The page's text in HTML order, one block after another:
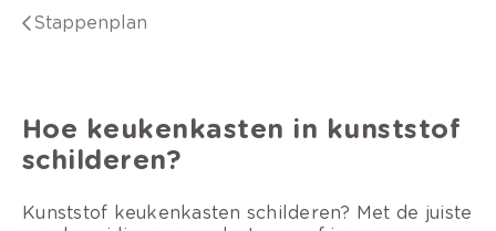
Stappenplan
Hoe keukenkasten in kunststof
schilderen?
Kunststof keukenkasten schilderen? Met de juiste